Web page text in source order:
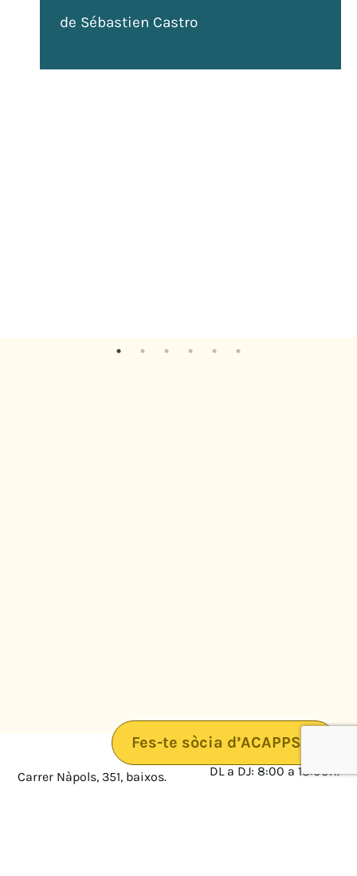
de Sébastien Castro
Fes-te sòcia d’ACAPPS
Carrer Nàpols, 351, baixos.
08025 · Barcelona
DL a DJ: 8:00 a 18:00h.